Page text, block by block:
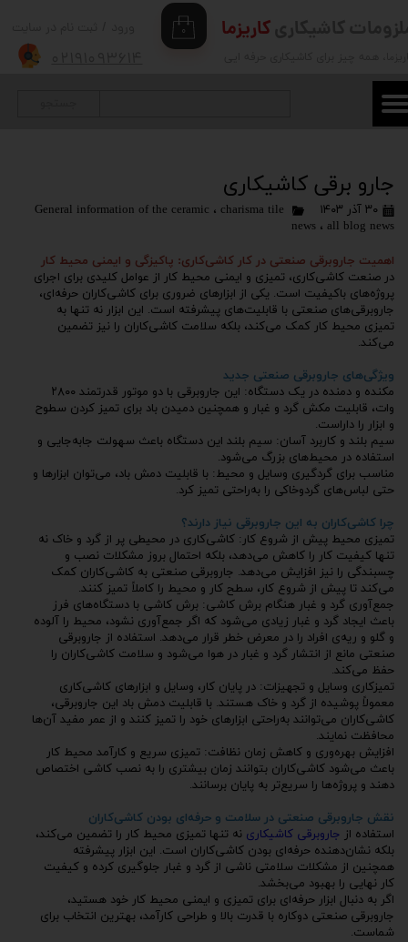
۰
تغییر گذر واژه
سفارشات
کاریزما
جارو برقی کاشیکاری
۳۰ آذر ۱۴۰۳ General information of the ceramic ، charisma tile
news ، all blog news
اهمیت جاروبرقی صنعتی در کار کاشی‌کاری: پاکیزگی و ایمنی محیط کار
در صنعت کاشی‌کاری، تمیزی و ایمنی محیط کار از عوامل کلیدی برای اجرای
پروژه‌های باکیفیت است. یکی از ابزارهای ضروری برای کاشی‌کاران حرفه‌ای،
جاروبرقی‌های صنعتی با قابلیت‌های پیشرفته است. این ابزار نه تنها به
تمیزی محیط کار کمک می‌کند، بلکه سلامت کاشی‌کاران را نیز تضمین
می‌کند.
ویژگی‌های جاروبرقی صنعتی جدید
مکنده و دمنده در یک دستگاه: این جاروبرقی با دو موتور قدرتمند ۲۸۰۰
وات، قابلیت مکش گرد و غبار و همچنین دمیدن باد برای تمیز کردن سطوح
و ابزار را داراست.
سیم بلند و کاربرد آسان: سیم بلند این دستگاه باعث سهولت جابه‌جایی و
استفاده در محیط‌های بزرگ می‌شود.
مناسب برای گردگیری وسایل و محیط: با قابلیت دمش باد، می‌توان ابزارها و
حتی لباس‌های گردوخاکی را به‌راحتی تمیز کرد.
چرا کاشی‌کاران به این جاروبرقی نیاز دارند؟
تمیزی محیط پیش از شروع کار: کاشی‌کاری در محیطی پر از گرد و خاک نه
تنها کیفیت کار را کاهش می‌دهد، بلکه احتمال بروز مشکلات نصب و
چسبندگی را نیز افزایش می‌دهد. جاروبرقی صنعتی به کاشی‌کاران کمک
می‌کند تا پیش از شروع کار، سطح کار و محیط را کاملاً تمیز کنند.
جمع‌آوری گرد و غبار هنگام برش کاشی: برش کاشی با دستگاه‌های فرز
باعث ایجاد گرد و غبار زیادی می‌شود که اگر جمع‌آوری نشود، محیط را آلوده
و گلو و ریه‌ی افراد را در معرض خطر قرار می‌دهد. استفاده از جاروبرقی
صنعتی مانع از انتشار گرد و غبار در هوا می‌شود و سلامت کاشی‌کاران را
حفظ می‌کند.
تمیزکاری وسایل و تجهیزات: در پایان کار، وسایل و ابزارهای کاشی‌کاری
معمولاً پوشیده از گرد و خاک هستند. با قابلیت دمش باد این جاروبرقی،
کاشی‌کاران می‌توانند به‌راحتی ابزارهای خود را تمیز کنند و از عمر مفید آن‌ها
محافظت نمایند.
افزایش بهره‌وری و کاهش زمان نظافت: تمیزی سریع و کارآمد محیط کار
باعث می‌شود کاشی‌کاران بتوانند زمان بیشتری را به نصب کاشی اختصاص
دهند و پروژه‌ها را سریع‌تر به پایان برسانند.
نقش جاروبرقی صنعتی در سلامت و حرفه‌ای بودن کاشی‌کاران
استفاده از جاروبرقی کاشیکاری نه تنها تمیزی محیط کار را تضمین می‌کند،
بلکه نشان‌دهنده حرفه‌ای بودن کاشی‌کاران است. این ابزار پیشرفته
همچنین از مشکلات سلامتی ناشی از گرد و غبار جلوگیری کرده و کیفیت
کار نهایی را بهبود می‌بخشد.
اگر به دنبال ابزار حرفه‌ای برای تمیزی و ایمنی محیط کار خود هستید،
جاروبرقی صنعتی دوکاره با قدرت بالا و طراحی کارآمد، بهترین انتخاب برای
شماست.